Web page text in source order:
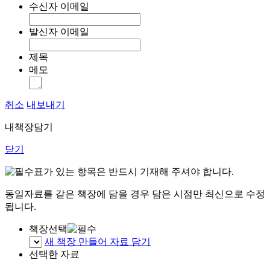
수신자 이메일
발신자 이메일
제목
메모
취소 내보내기
내책장담기
닫기
표가 있는 항목은 반드시 기재해 주셔야 합니다.
동일자료를 같은 책장에 담을 경우 담은 시점만 최신으로 수정
됩니다.
책장선택
새 책장 만들어 자료 담기
선택한 자료